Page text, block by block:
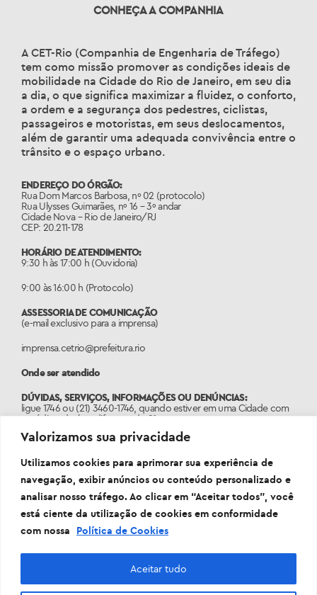
Valorizamos sua privacidade
Utilizamos cookies para aprimorar sua experiência de
navegação, exibir anúncios ou conteúdo personalizado e
analisar nosso tráfego. Ao clicar em “Aceitar todos”, você
está ciente da utilização de cookies em conformidade
com nossa
Política de Cookies
Aceitar tudo
CONHEÇA A COMPANHIA
A CET-Rio (Companhia de Engenharia de Tráfego)
tem como missão promover as condições ideais de
mobilidade na Cidade do Rio de Janeiro, em seu dia
a dia, o que significa maximizar a fluidez, o conforto,
a ordem e a segurança dos pedestres, ciclistas,
passageiros e motoristas, em seus deslocamentos,
além de garantir uma adequada convivência entre o
trânsito e o espaço urbano.
ENDEREÇO DO ÓRGÃO:
Rua Dom Marcos Barbosa, nº 02 (protocolo)
Rua Ulysses Guimarães, nº 16 – 3º andar
Cidade Nova – Rio de Janeiro/RJ
CEP: 20.211-178
HORÁRIO DE ATENDIMENTO:
9:30 h às 17:00 h (Ouvidoria)
9:00 às 16:00 h (Protocolo)
ASSESSORIA DE COMUNICAÇÃO
(e-mail exclusivo para a imprensa)
imprensa.cetrio@prefeitura.rio
Onde ser atendido
DÚVIDAS, SERVIÇOS, INFORMAÇÕES OU DENÚNCIAS:
ligue 1746 ou (21) 3460-1746, quando estiver em uma Cidade com
o código de área diferente do 21.
PORTAL: